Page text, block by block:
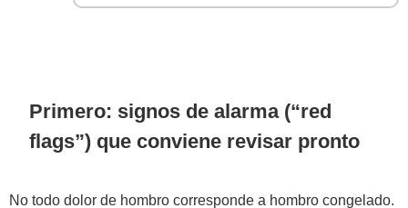
Primero: signos de alarma (“red
flags”) que conviene revisar pronto
No todo dolor de hombro corresponde a hombro congelado.